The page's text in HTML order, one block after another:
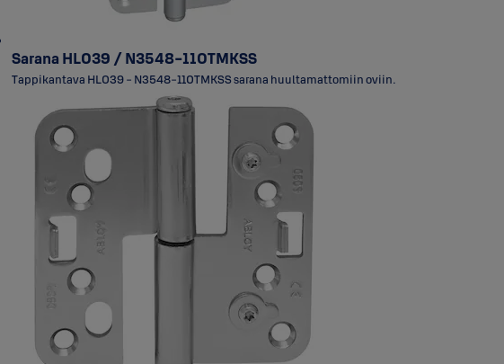
Sarana HL039 / N3548-110TMKSS
Tappikantava HL039 - N3548-110TMKSS sarana huultamattomiin oviin.